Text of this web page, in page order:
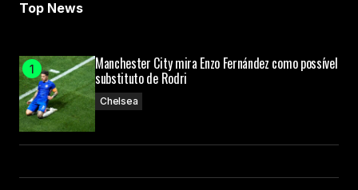
Top News
Manchester City mira Enzo Fernández como possível
substituto de Rodri
Chelsea